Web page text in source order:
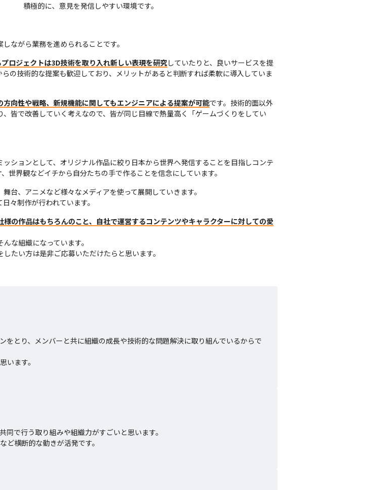
積極的に、意見を発信しやすい環境です。
ながら業務を進められることです。
ロジェクトは3D技術を取り入れ新しい表現を研究していたりと、良いサービスを提
の技術的な提案も歓迎しており、メリットがあると判断すれば柔軟に導入していま
方向性や戦略、新規機能に関してもエンジニアによる提案が可能です。技術的面以外
皆で改善していく考えなので、皆が同じ目線で熱量高く「ゲームづくりをしてい
ッションとして、オリジナル作品に絞り日本から世界へ発信することを目指しコンテ
世界観などイチから自分たちの手で作ることを信念にしています。
台、アニメなど様々なメディアを使って展開していきます。
々制作が行われています。
様の作品はもちろんのこと、自社で運営するコンテンツやキャラクターに対しての愛
な組織になっています。
たい方は是非ご応募いただけたらと思います。
とり、メンバーと共に組織の成長や技術的な問題解決に取り組んでいるからで
います。
で行う取り組みや組織力がすごいと思います。
横断的な動きが活発です。